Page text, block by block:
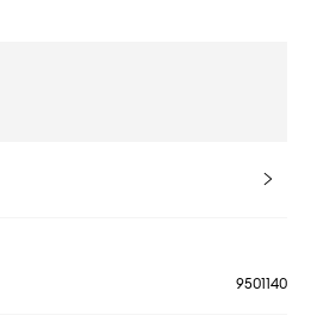
9501140